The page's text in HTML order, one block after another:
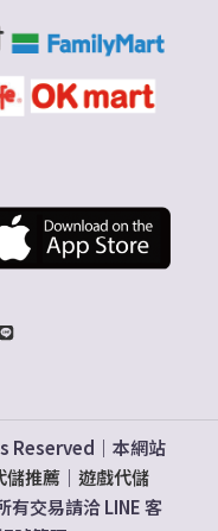
Reserved｜本網站
儲推薦｜ 遊戲代儲
交易請洽 LINE 客